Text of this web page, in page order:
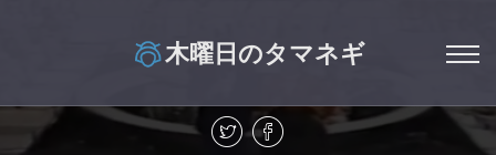
木曜日のタマネギ